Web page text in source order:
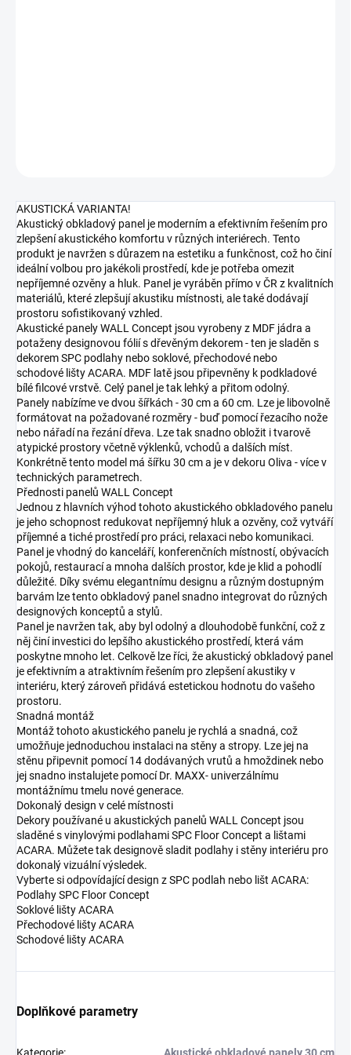
AKUSTICKÁ VARIANTA!
Akustický obkladový panel je moderním a efektivním řešením pro
zlepšení akustického komfortu v různých interiérech. Tento
produkt je navržen s důrazem na estetiku a funkčnost, což ho činí
ideální volbou pro jakékoli prostředí, kde je potřeba omezit
nepříjemné ozvěny a hluk. Panel je vyráběn přímo v ČR z kvalitních
materiálů, které zlepšují akustiku místnosti, ale také dodávají
prostoru sofistikovaný vzhled.
Akustické panely WALL Concept jsou vyrobeny z MDF jádra a
potaženy designovou fólií s dřevěným dekorem - ten je sladěn s
dekorem SPC podlahy nebo soklové, přechodové nebo
schodové lišty ACARA. MDF latě jsou připevněny k podkladové
bílé filcové vrstvě. Celý panel je tak lehký a přitom odolný.
Panely nabízíme ve dvou šířkách - 30 cm a 60 cm. Lze je libovolně
formátovat na požadované rozměry - buď pomocí řezacího nože
nebo nářadí na řezání dřeva. Lze tak snadno obložit i tvarově
atypické prostory včetně výklenků, vchodů a dalších míst.
Konkrétně tento model má šířku 30 cm a je v dekoru Oliva - více v
technických parametrech.
Přednosti panelů WALL Concept
Jednou z hlavních výhod tohoto akustického obkladového panelu
je jeho schopnost redukovat nepříjemný hluk a ozvěny, což vytváří
příjemné a tiché prostředí pro práci, relaxaci nebo komunikaci.
Panel je vhodný do kanceláří, konferenčních místností, obývacích
pokojů, restaurací a mnoha dalších prostor, kde je klid a pohodlí
důležité. Díky svému elegantnímu designu a různým dostupným
barvám lze tento obkladový panel snadno integrovat do různých
designových konceptů a stylů.
Panel je navržen tak, aby byl odolný a dlouhodobě funkční, což z
něj činí investici do lepšího akustického prostředí, která vám
poskytne mnoho let. Celkově lze říci, že akustický obkladový panel
je efektivním a atraktivním řešením pro zlepšení akustiky v
interiéru, který zároveň přidává estetickou hodnotu do vašeho
prostoru.
Snadná montáž
Montáž tohoto akustického panelu je rychlá a snadná, což
umožňuje jednoduchou instalaci na stěny a stropy. Lze jej na
stěnu připevnit pomocí 14 dodávaných vrutů a hmoždinek nebo
jej snadno instalujete pomocí Dr. MAXX- univerzálnímu
montážnímu tmelu nové generace.
Dokonalý design v celé místnosti
Dekory používané u akustických panelů WALL Concept jsou
sladěné s vinylovými podlahami SPC Floor Concept a lištami
ACARA. Můžete tak designově sladit podlahy i stěny interiéru pro
dokonalý vizuální výsledek.
Vyberte si odpovídající design z SPC podlah nebo lišt ACARA:
Podlahy SPC Floor Concept
Soklové lišty ACARA
Přechodové lišty ACARA
Schodové lišty ACARA
Doplňkové parametry